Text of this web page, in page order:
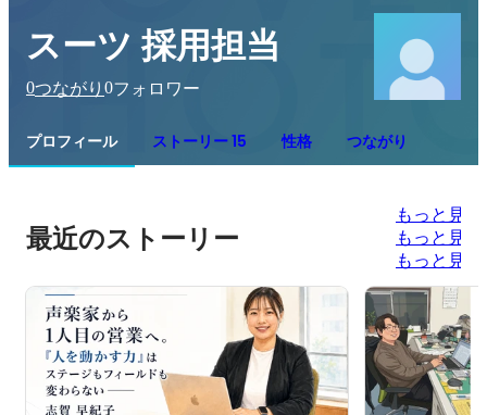
スーツ 採用担当
0つながり 0フォロワー
プロフィール ストーリー 15 性格 つながり
最近のストーリー
もっと見る
もっと見る
もっと見る